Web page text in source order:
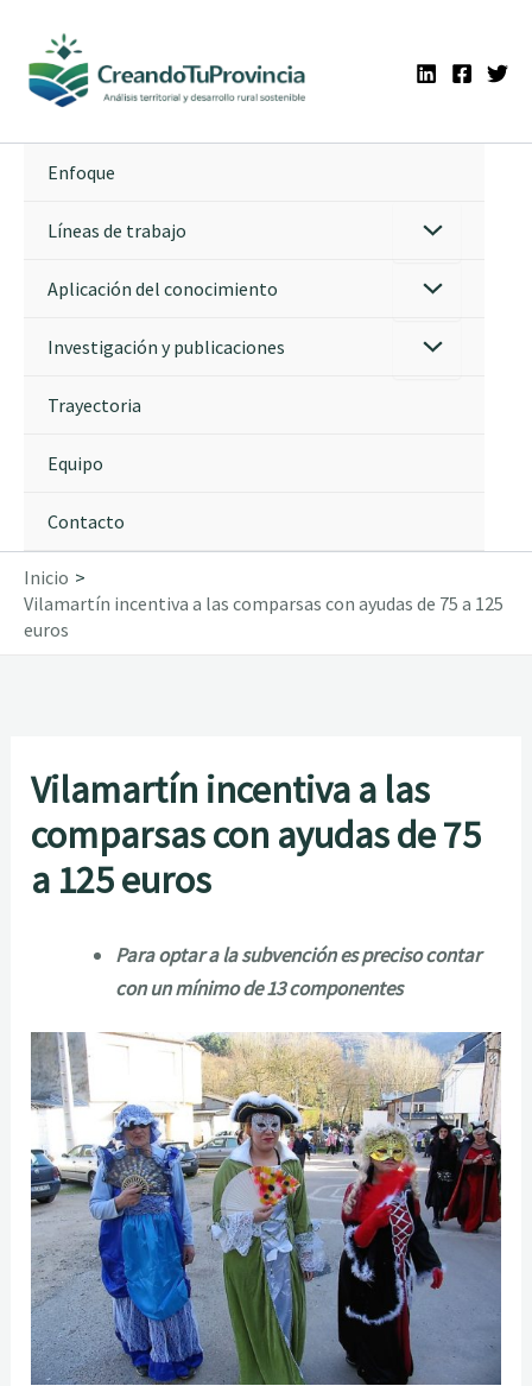
contenido
Enfoque
Líneas de trabajo
Aplicación del conocimiento
Investigación y publicaciones
Trayectoria
Equipo
Contacto
Inicio
Vilamartín incentiva a las comparsas con ayudas de 75 a 125
euros
Vilamartín incentiva a las
comparsas con ayudas de 75
a 125 euros
Para optar a la subvención es preciso contar
con un mínimo de 13 componentes